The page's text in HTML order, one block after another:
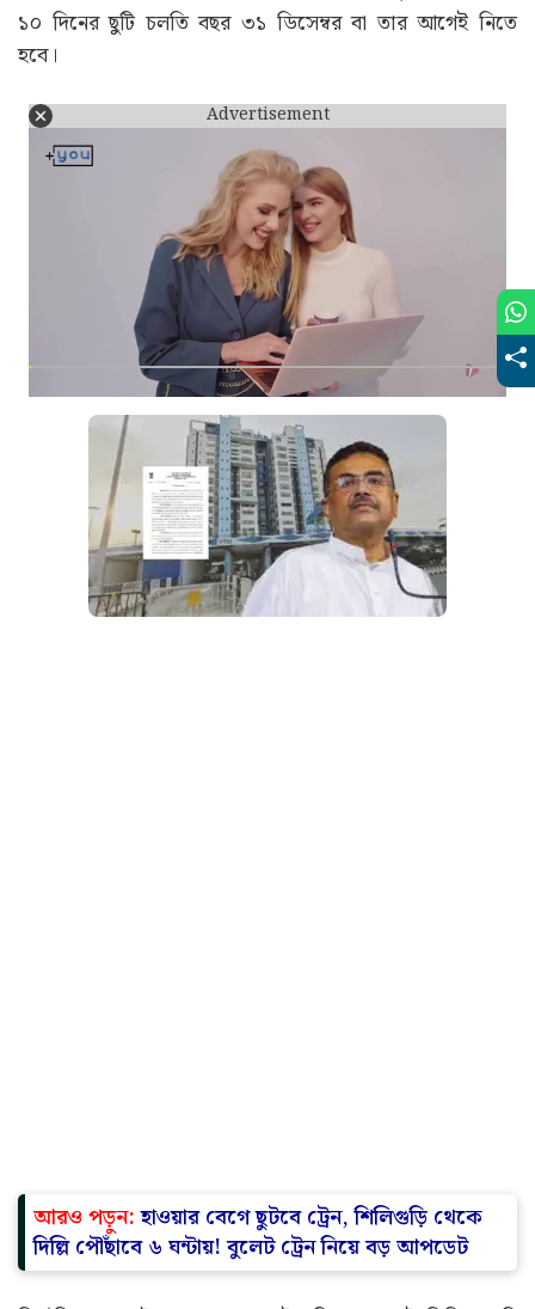
১০ দিনের ছুটি চলতি বছর ৩১ ডিসেম্বর বা তার আগেই নিতে
হবে।
Advertisement
আরও পড়ুন:হাওয়ার বেগে ছুটবে ট্রেন, শিলিগুড়ি থেকে
দিল্লি পৌঁছাবে ৬ ঘন্টায়! বুলেট ট্রেন নিয়ে বড় আপডেট